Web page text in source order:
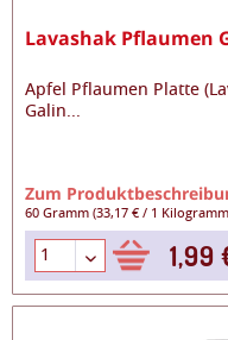
Lavashak Pflaumen
Apfel Pflaumen Platte
Galin
Zum
60 Gramm(33,17 € / 1
1,99